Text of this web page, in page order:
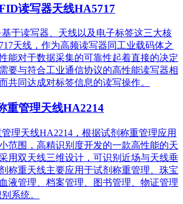
读写器天线HA5717
于读写器、天线以及电子标签这三大核
天线，作为高频读写器同工业载码体之
能对于数据采集的可靠性起着直接的决定
要与符合工业通信协议的高性能读写器相
共同达成对标签信息的读写操作。
重管理天线HA2214
理天线HA2214，根据试剂称重管理应用
范围，高精识别度开发的一款高性能的天
用双天线三维设计，可识别近场与天线垂
称重天线主要应用于试剂称重管理、珠宝
液管理、档案管理、图书管理、物证管理
系统。